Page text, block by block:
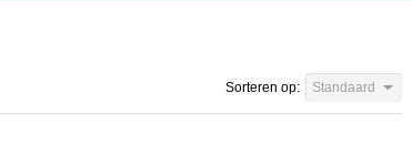
Sorteren op: Standaard